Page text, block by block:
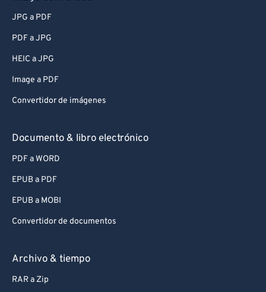
JPG a PDF
PDF a JPG
HEIC a JPG
Image a PDF
Convertidor de imágenes
Documento & libro electrónico
PDF a WORD
EPUB a PDF
EPUB a MOBI
Convertidor de documentos
Archivo & tiempo
RAR a Zip